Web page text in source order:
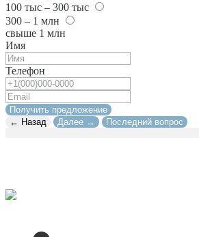
100 тыс – 300 тыс
300 – 1 млн
свыше 1 млн
Имя
Телефон
Получить предложение
← Назад
Далее → Последний вопрос